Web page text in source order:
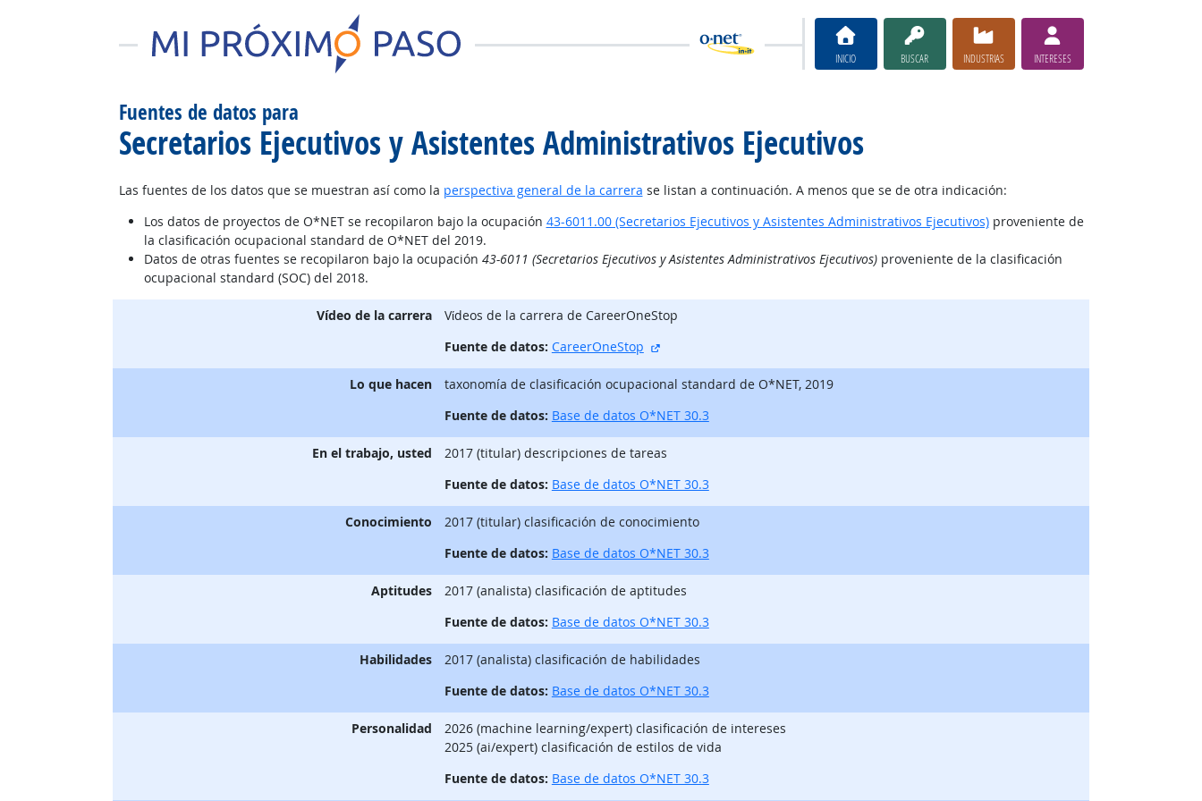
INICIO BUSCAR INDUSTRIAS INTERESES
Fuentes de datos para
Secretarios Ejecutivos y Asistentes Administrativos Ejecutivos
Las fuentes de los datos que se muestran así como la perspectiva general de la carrera se listan a continuación. A menos que se de otra indicación:
Los datos de proyectos de O*NET se recopilaron bajo la ocupación 43-6011.00 (Secretarios Ejecutivos y Asistentes Administrativos Ejecutivos)proveniente de
la clasificación ocupacional standard de O*NET del 2019.
Datos de otras fuentes se recopilaron bajo la ocupación 43-6011 (Secretarios Ejecutivos y Asistentes Administrativos Ejecutivos)proveniente de la clasificación
ocupacional standard (SOC) del 2018.
Vídeo de la carrera
Vίdeos de la carrera de CareerOneStop
Fuente de datos: CareerOneStop sitio externo
Lo que hacen
taxonomía de clasificación ocupacional standard de O*NET, 2019
Fuente de datos: Base de datos O*NET 30.3
En el trabajo, usted
2017 (titular) descripciones de tareas
Fuente de datos: Base de datos O*NET 30.3
Conocimiento
2017 (titular) clasificación de conocimiento
Fuente de datos: Base de datos O*NET 30.3
Aptitudes
2017 (analista) clasificación de aptitudes
Fuente de datos: Base de datos O*NET 30.3
Habilidades
2017 (analista) clasificación de habilidades
Fuente de datos: Base de datos O*NET 30.3
Personalidad
2026 (machine learning/expert) clasificación de intereses
2025 (ai/expert) clasificación de estilos de vida
Fuente de datos: Base de datos O*NET 30.3